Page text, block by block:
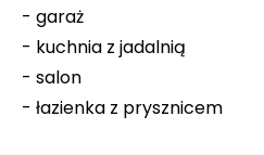
- garaż
- kuchnia z jadalnią
- salon
- łazienka z prysznicem